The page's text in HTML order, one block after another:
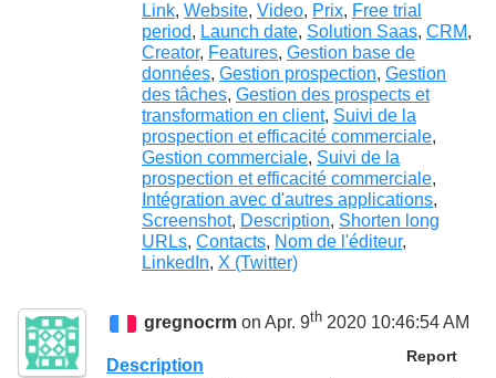
Link, Website, Video, Prix, Free trial
period, Launch date, Solution Saas, CRM,
Creator, Features, Gestion base de
données, Gestion prospection, Gestion
des tâches, Gestion des prospects et
transformation en client, Suivi de la
prospection et efficacité commerciale,
Gestion commerciale, Suivi de la
prospection et efficacité commerciale,
Intégration avec d'autres applications,
Screenshot, Description, Shorten long
URLs, Contacts, Nom de l'éditeur,
LinkedIn, X (Twitter)
gregnocrm on Apr. 9th 2020 10:46:54 AM
Report
Description